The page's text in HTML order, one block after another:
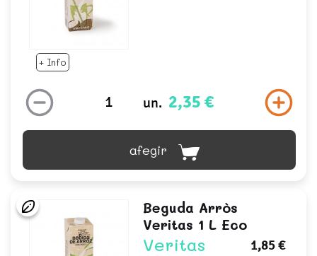
+ Info
un. 2,35 €
afegir
Beguda Arròs
Veritas 1 L Eco
Veritas 1,85 €